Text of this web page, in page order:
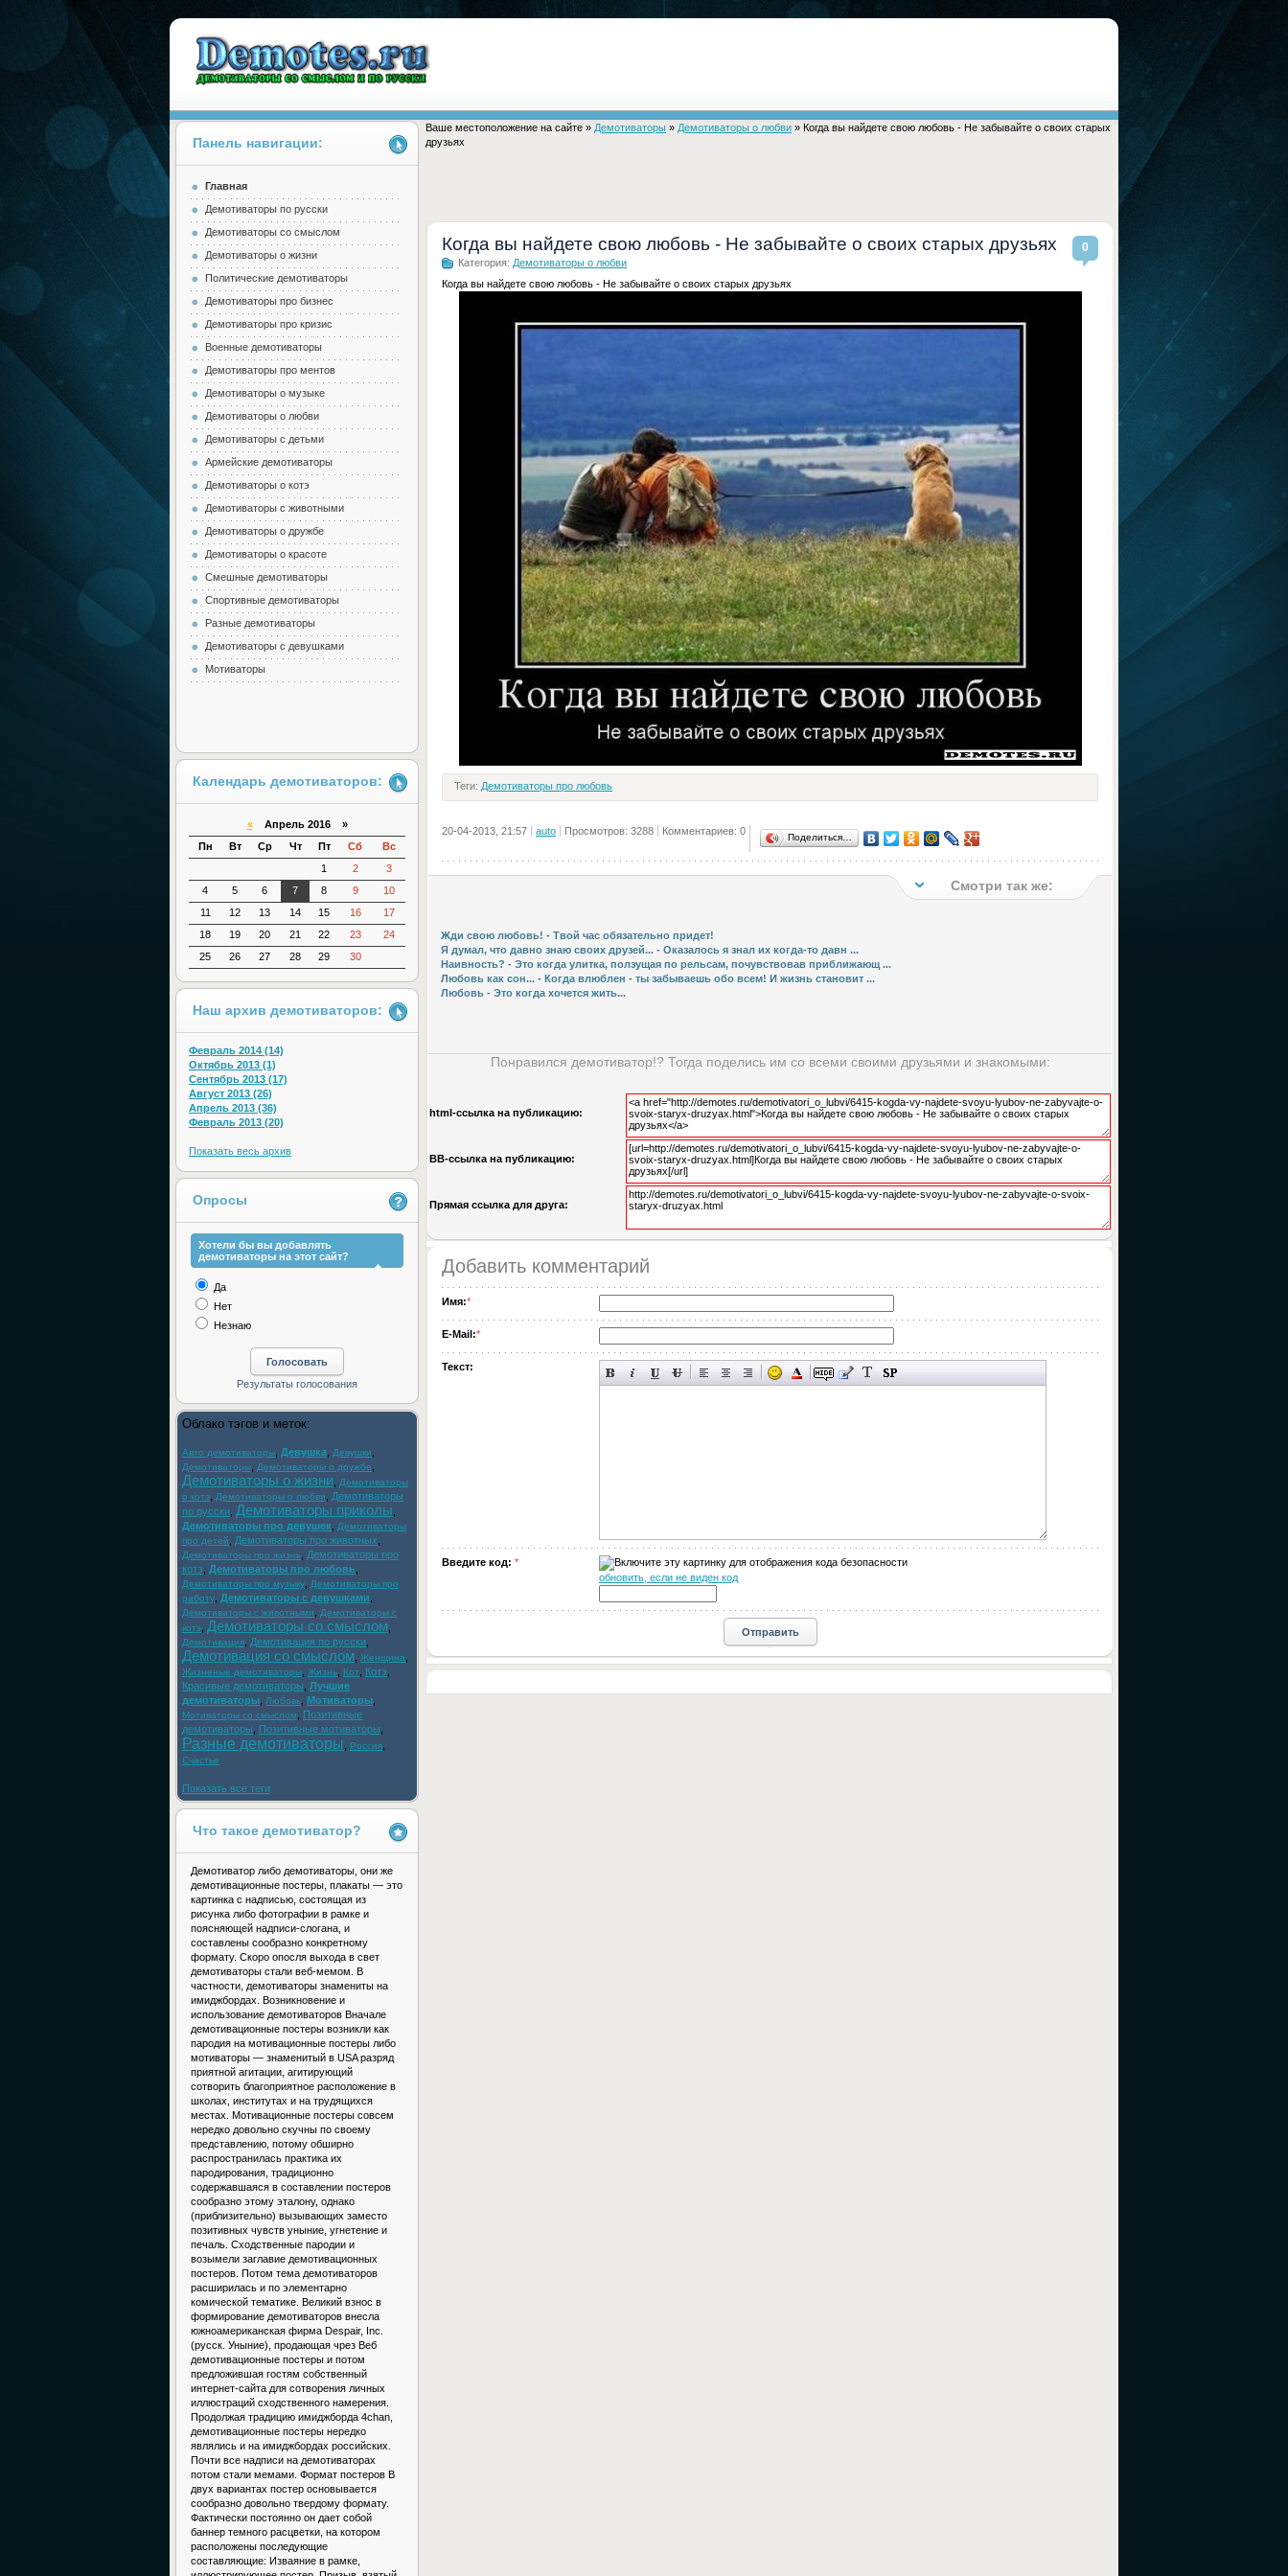
Demotes.ru
Ваше местоположение на сайте » Демотиваторы » Демотиваторы о любви » Когда вы найдете свою любовь - Не забывайте о своих старых
друзьях
0
Когда вы найдете свою любовь - Не забывайте о своих старых друзьях
Категория: Демотиваторы о любви
Когда вы найдете свою любовь - Не забывайте о своих старых друзьях
Теги: Демотиваторы про любовь
20-04-2013, 21:57 auto Просмотров: 3288 Комментариев: 0
Поделиться…
Смотри так же:
Жди свою любовь! - Твой час обязательно придет!
Я думал, что давно знаю своих друзей... - Оказалось я знал их когда-то давн ...
Наивность? - Это когда улитка, ползущая по рельсам, почувствовав приближающ ...
Любовь как сон... - Когда влюблен - ты забываешь обо всем! И жизнь становит ...
Любовь - Это когда хочется жить...
Понравился демотиватор!? Тогда поделись им со всеми своими друзьями и знакомыми:
html-cсылка на публикацию:
BB-cсылка на публикацию:
Прямая ссылка для друга:
Добавить комментарий
Имя:*
E-Mail:*
Текст:
Введите код: *
обновить, если не виден код
Панель навигации:
Главная
Демотиваторы по русски
Демотиваторы со смыслом
Демотиваторы о жизни
Политические демотиваторы
Демотиваторы про бизнес
Демотиваторы про кризис
Военные демотиваторы
Демотиваторы про ментов
Демотиваторы о музыке
Демотиваторы о любви
Демотиваторы с детьми
Армейские демотиваторы
Демотиваторы о котэ
Демотиваторы с животными
Демотиваторы о дружбе
Демотиваторы о красоте
Смешные демотиваторы
Спортивные демотиваторы
Разные демотиваторы
Демотиваторы с девушками
Мотиваторы
Календарь демотиваторов:
«Апрель 2016 »
Пн
Вт Ср Чт Пт Сб
Вс
1
2
3
4
5 6 7 8 9
10
11
12 13 14 15 16
17
18
19 20 21 22 23
24
25
26 27 28 29 30
Наш архив демотиваторов:
Февраль 2014 (14)
Октябрь 2013 (1)
Сентябрь 2013 (17)
Август 2013 (26)
Апрель 2013 (36)
Февраль 2013 (20)
Показать весь архив
Опросы
Хотели бы вы добавлять
демотиваторы на этот сайт?
Да
Нет
Незнаю
Облако тэгов и меток:
Авто демотиваторы Девушка Девушки
Демотиваторы Демотиваторы о дружбе
Демотиваторы о жизни
Демотиваторы
о котэ
Демотиваторы о любви
Демотиваторы
по русски Демотиваторы приколы
Демотиваторы про девушек
Демотиваторы
про детей
Демотиваторы про животных
Демотиваторы про жизнь
Демотиваторы про
котэ
Демотиваторы про любовь
Демотиваторы про музыку
Демотиваторы про
работу
Демотиваторы с девушками
Демотиваторы с животными
Демотиваторы с
котэ
Демотиваторы со смыслом
Демотивация Демотивация по русски
Демотивация со смыслом Женщина
Жизненые демотиваторы Жизнь Кот Котэ
Красивые демотиваторы Лучшие
демотиваторы
Любовь Мотиваторы
Мотиваторы со смыслом
Позитивные
демотиваторы
Позитивные мотиваторы
Разные демотиваторы Россия
Счастье
Показать все теги
Что такое демотиватор?
Демотиватор либо демотиваторы, они же
демотивационные постеры, плакаты — это
картинка с надписью, состоящая из
рисунка либо фотографии в рамке и
поясняющей надписи-слогана, и
составлены сообразно конкретному
формату. Скоро опосля выхода в свет
демотиваторы стали веб-мемом. В
частности, демотиваторы знамениты на
имиджбордах. Возникновение и
использование демотиваторов Вначале
демотивационные постеры возникли как
пародия на мотивационные постеры либо
мотиваторы — знаменитый в USA разряд
приятной агитации, агитирующий
сотворить благоприятное расположение в
школах, институтах и на трудящихся
местах. Мотивационные постеры совсем
нередко довольно скучны по своему
представлению, потому обширно
распространилась практика их
пародирования, традиционно
содержавшаяся в составлении постеров
сообразно этому эталону, однако
(приблизительно) вызывающих заместо
позитивных чувств уныние, угнетение и
печаль. Сходственные пародии и
возымели заглавие демотивационных
постеров. Потом тема демотиваторов
расширилась и по элементарно
комической тематике. Великий взнос в
формирование демотиваторов внесла
южноамериканская фирма Despair, Inc.
(русск. Уныние), продающая чрез Веб
демотивационные постеры и потом
предложившая гостям собственный
интернет-сайта для сотворения личных
иллюстраций сходственного намерения.
Продолжая традицию имиджборда 4chan,
демотивационные постеры нередко
являлись и на имиджбордах российских.
Почти все надписи на демотиваторах
потом стали мемами. Формат постеров В
двух вариантах постер основывается
сообразно довольно твердому формату.
Фактически постоянно он дает собой
баннер темного расцветки, на котором
расположены последующие
составляющие: Изваяние в рамке,